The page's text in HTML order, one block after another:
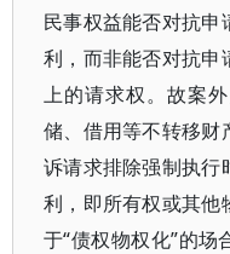
民事权益能否对抗申
利，而非能否对抗申
上的请求权。故案
储、借用等不转移财
诉请求排除强制执行
利，即所有权或其他
于“债权物权化”的